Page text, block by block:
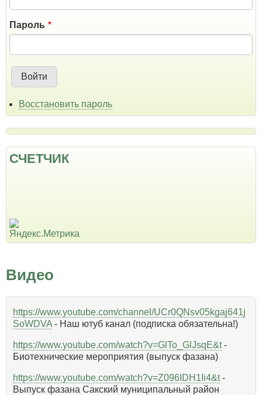
Пароль
Восстановить пароль
СЧЕТЧИК
Видео
https://www.youtube.com/channel/UCr0QNsv05kgaj641j
SoWDVA - Наш ютуб канал (подписка обязательна!)
https://www.youtube.com/watch?v=GlTo_GlJsqE&t-
Биотехнические мероприятия (выпуск фазана)
https://www.youtube.com/watch?v=Z096IDH1Ii4&t-
Выпуск фазана Сакский муниципальный район